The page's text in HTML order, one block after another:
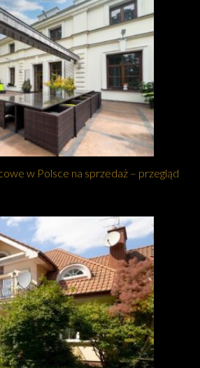
w Polsce na sprzedaż – przegląd